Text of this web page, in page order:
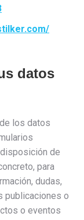
datos
los datos
de
para
dudas,
publicaciones o
o eventos